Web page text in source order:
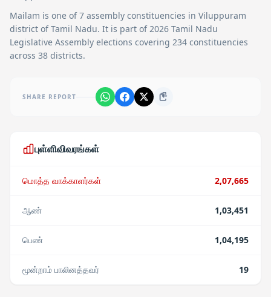
Mailam is one of7 assembly constituencies in Viluppuram
district of Tamil Nadu. It is part of 2026 Tamil Nadu
Legislative Assembly elections covering 234 constituencies
across 38 districts.
SHARE REPORT
புள்ளிவிவரங்கள்
மொத்த வாக்காளர்கள் 2,07,665
ஆண் 1,03,451
பெண் 1,04,195
மூன்றாம் பாலினத்தவர் 19